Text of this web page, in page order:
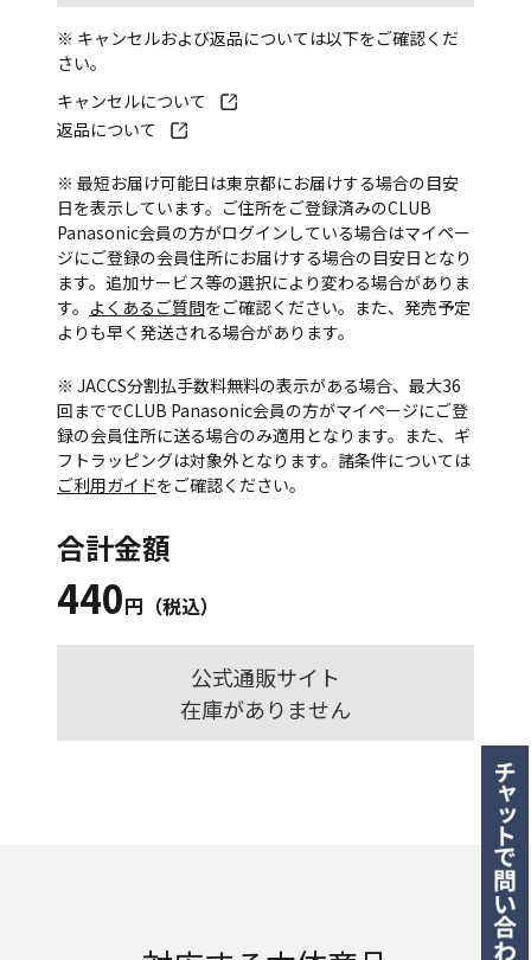
※ キャンセルおよび返品については以下をご確認くだ
さい。
キャンセルについて
返品について
※ 最短お届け可能日は東京都にお届けする場合の目安
日を表示しています。ご住所をご登録済みのCLUB
Panasonic会員の方がログインしている場合はマイペー
ジにご登録の会員住所にお届けする場合の目安日となり
ます。追加サービス等の選択により変わる場合がありま
す。 よくあるご質問をご確認ください。また、発売予定
よりも早く発送される場合があります。
※ JACCS分割払手数料無料の表示がある場合、最大36
回まででCLUB Panasonic会員の方がマイページにご登
録の会員住所に送る場合のみ適用となります。また、ギ
フトラッピングは対象外となります。諸条件については
ご利用ガイドをご確認ください。
合計金額
440円（税込）
公式通販サイト
在庫がありません